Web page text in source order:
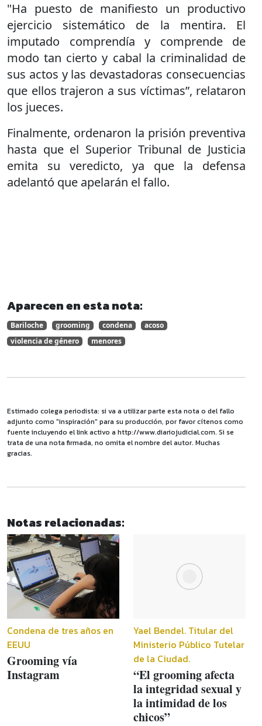
"Ha puesto de manifiesto un productivo
ejercicio sistemático de la mentira. El
imputado comprendía y comprende de
modo tan cierto y cabal la criminalidad de
sus actos y las devastadoras consecuencias
que ellos trajeron a sus víctimas”, relataron
los jueces.
Finalmente, ordenaron la prisión preventiva
hasta que el Superior Tribunal de Justicia
emita su veredicto, ya que la defensa
adelantó que apelarán el fallo.
Aparecen en esta nota:
Bariloche grooming condena
acoso
violencia de género
menores
Estimado colega periodista: si va a utilizar parte esta nota o del fallo
adjunto como "inspiración" para su producción, por favor cítenos como
fuente incluyendo el link activo a http://www.diariojudicial.com. Si se
trata de una nota firmada, no omita el nombre del autor. Muchas
gracias.
Notas relacionadas:
Condena de tres años en
EEUU
Grooming vía
Instagram
Yael Bendel. Titular del
Ministerio Público Tutelar
de la Ciudad.
“El grooming afecta
la integridad sexual y
la intimidad de los
chicos”